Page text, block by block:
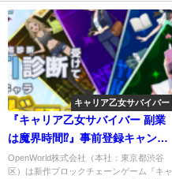
キャリア乙女サバイバー
『キャリア乙女サバイバー 副業
は魔界時間⁉』事前登録キャンペ
ーン開始！
OpenWorld株式会社（本社：東京都渋谷
区）は新作ブロックチェーンゲーム『キャ